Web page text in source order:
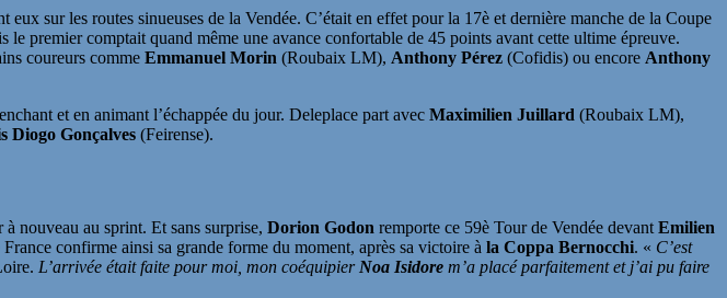
sur les routes sinueuses de la Vendée. C’était en effet pour la 17è et dernière manche de la Coupe
le premier comptait quand même une avance confortable de 45 points avant cette ultime épreuve.
coureurs comme Emmanuel Morin (Roubaix LM), Anthony Pérez (Cofidis) ou encore Anthony
et en animant l’échappée du jour. Deleplace part avec Maximilien Juillard (Roubaix LM),
Diogo Gonçalves (Feirense).
nouveau au sprint. Et sans surprise, Dorion Godon remporte ce 59è Tour de Vendée devant Emilien
confirme ainsi sa grande forme du moment, après sa victoire à la Coppa Bernocchi. « C’est
L’arrivée était faite pour moi, mon coéquipier Noa Isidore m’a placé parfaitement et j’ai pu faire